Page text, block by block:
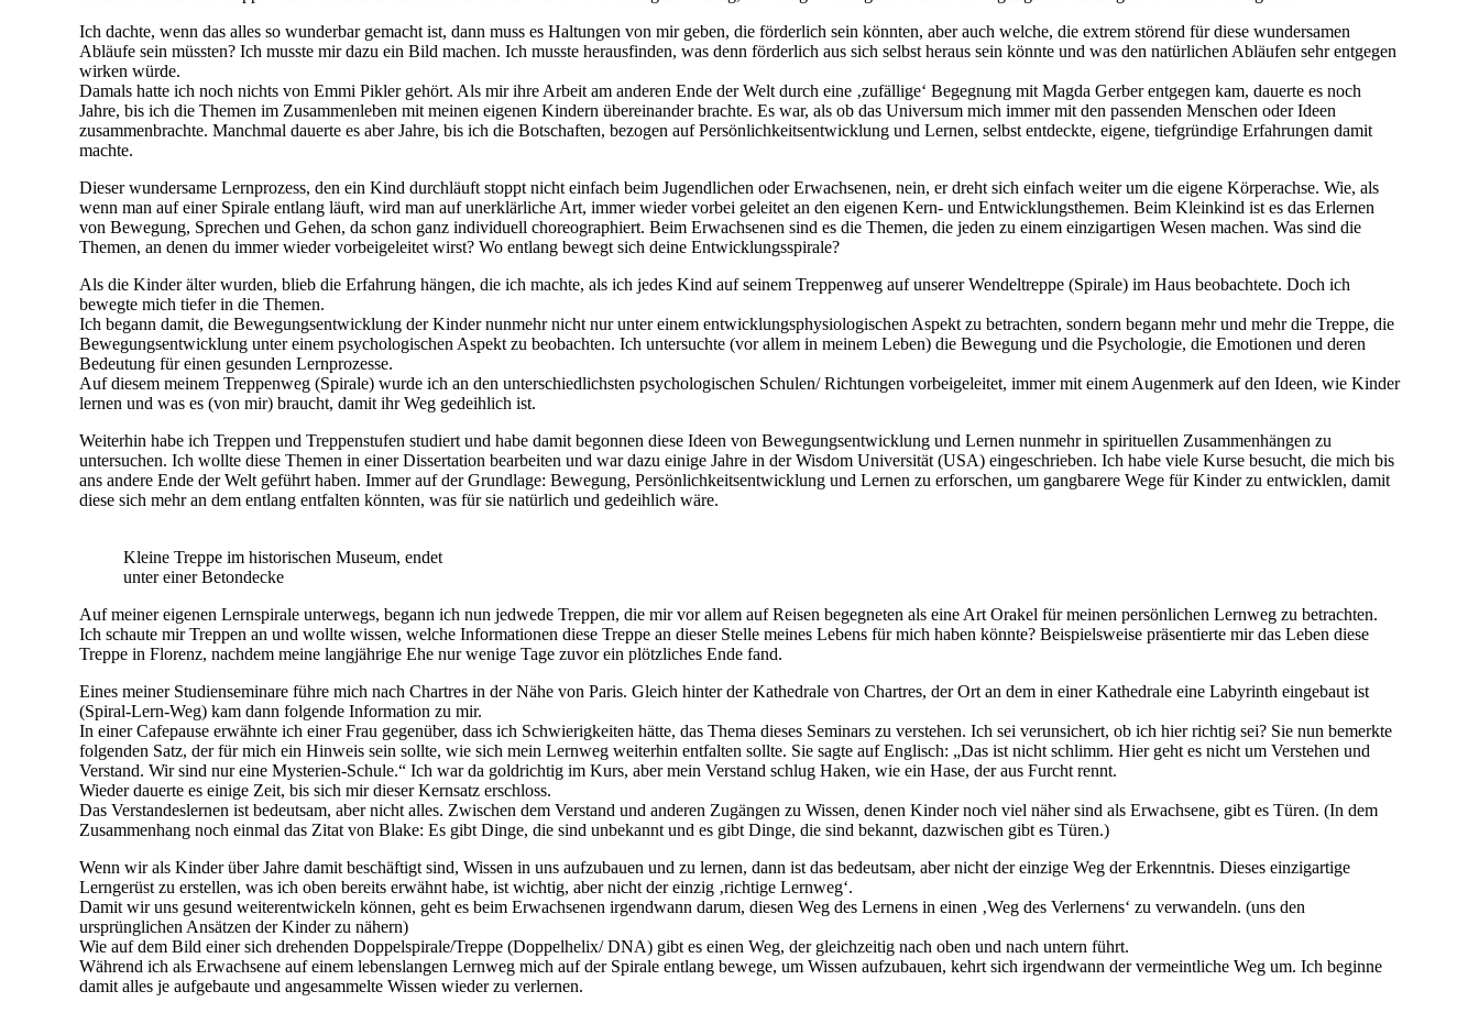
Ich dachte, wenn das alles so wunderbar gemacht ist, dann muss es Haltungen von mir geben, die förderlich sein könnten, aber auch welche, die extrem störend für diese wundersamen
Abläufe sein müssten? Ich musste mir dazu ein Bild machen. Ich musste herausfinden, was denn förderlich aus sich selbst heraus sein könnte und was den natürlichen Abläufen sehr entgegen
wirken würde.
Damals hatte ich noch nichts von Emmi Pikler gehört. Als mir ihre Arbeit am anderen Ende der Welt durch eine ‚zufällige‘ Begegnung mit Magda Gerber entgegen kam, dauerte es noch
Jahre, bis ich die Themen im Zusammenleben mit meinen eigenen Kindern übereinander brachte. Es war, als ob das Universum mich immer mit den passenden Menschen oder Ideen
zusammenbrachte. Manchmal dauerte es aber Jahre, bis ich die Botschaften, bezogen auf Persönlichkeitsentwicklung und Lernen, selbst entdeckte, eigene, tiefgründige Erfahrungen damit
machte.
Dieser wundersame Lernprozess, den ein Kind durchläuft stoppt nicht einfach beim Jugendlichen oder Erwachsenen, nein, er dreht sich einfach weiter um die eigene Körperachse. Wie, als
wenn man auf einer Spirale entlang läuft, wird man auf unerklärliche Art, immer wieder vorbei geleitet an den eigenen Kern- und Entwicklungsthemen. Beim Kleinkind ist es das Erlernen
von Bewegung, Sprechen und Gehen, da schon ganz individuell choreographiert. Beim Erwachsenen sind es die Themen, die jeden zu einem einzigartigen Wesen machen. Was sind die
Themen, an denen du immer wieder vorbeigeleitet wirst? Wo entlang bewegt sich deine Entwicklungsspirale?
Als die Kinder älter wurden, blieb die Erfahrung hängen, die ich machte, als ich jedes Kind auf seinem Treppenweg auf unserer Wendeltreppe (Spirale) im Haus beobachtete. Doch ich
bewegte mich tiefer in die Themen.
Ich begann damit, die Bewegungsentwicklung der Kinder nunmehr nicht nur unter einem entwicklungsphysiologischen Aspekt zu betrachten, sondern begann mehr und mehr die Treppe, die
Bewegungsentwicklung unter einem psychologischen Aspekt zu beobachten. Ich untersuchte (vor allem in meinem Leben) die Bewegung und die Psychologie, die Emotionen und deren
Bedeutung für einen gesunden Lernprozesse.
Auf diesem meinem Treppenweg (Spirale) wurde ich an den unterschiedlichsten psychologischen Schulen/ Richtungen vorbeigeleitet, immer mit einem Augenmerk auf den Ideen, wie Kinder
lernen und was es (von mir) braucht, damit ihr Weg gedeihlich ist.
Weiterhin habe ich Treppen und Treppenstufen studiert und habe damit begonnen diese Ideen von Bewegungsentwicklung und Lernen nunmehr in spirituellen Zusammenhängen zu
untersuchen. Ich wollte diese Themen in einer Dissertation bearbeiten und war dazu einige Jahre in der Wisdom Universität (USA) eingeschrieben. Ich habe viele Kurse besucht, die mich bis
ans andere Ende der Welt geführt haben. Immer auf der Grundlage: Bewegung, Persönlichkeitsentwicklung und Lernen zu erforschen, um gangbarere Wege für Kinder zu entwicklen, damit
diese sich mehr an dem entlang entfalten könnten, was für sie natürlich und gedeihlich wäre.
Kleine Treppe im historischen Museum, endet
unter einer Betondecke
Auf meiner eigenen Lernspirale unterwegs, begann ich nun jedwede Treppen, die mir vor allem auf Reisen begegneten als eine Art Orakel für meinen persönlichen Lernweg zu betrachten.
Ich schaute mir Treppen an und wollte wissen, welche Informationen diese Treppe an dieser Stelle meines Lebens für mich haben könnte? Beispielsweise präsentierte mir das Leben diese
Treppe in Florenz, nachdem meine langjährige Ehe nur wenige Tage zuvor ein plötzliches Ende fand.
Eines meiner Studienseminare führe mich nach Chartres in der Nähe von Paris. Gleich hinter der Kathedrale von Chartres, der Ort an dem in einer Kathedrale eine Labyrinth eingebaut ist
(Spiral-Lern-Weg) kam dann folgende Information zu mir.
In einer Cafepause erwähnte ich einer Frau gegenüber, dass ich Schwierigkeiten hätte, das Thema dieses Seminars zu verstehen. Ich sei verunsichert, ob ich hier richtig sei? Sie nun bemerkte
folgenden Satz, der für mich ein Hinweis sein sollte, wie sich mein Lernweg weiterhin entfalten sollte. Sie sagte auf Englisch: „Das ist nicht schlimm. Hier geht es nicht um Verstehen und
Verstand. Wir sind nur eine Mysterien-Schule.“ Ich war da goldrichtig im Kurs, aber mein Verstand schlug Haken, wie ein Hase, der aus Furcht rennt.
Wieder dauerte es einige Zeit, bis sich mir dieser Kernsatz erschloss.
Das Verstandeslernen ist bedeutsam, aber nicht alles. Zwischen dem Verstand und anderen Zugängen zu Wissen, denen Kinder noch viel näher sind als Erwachsene, gibt es Türen. (In dem
Zusammenhang noch einmal das Zitat von Blake: Es gibt Dinge, die sind unbekannt und es gibt Dinge, die sind bekannt, dazwischen gibt es Türen.)
Wenn wir als Kinder über Jahre damit beschäftigt sind, Wissen in uns aufzubauen und zu lernen, dann ist das bedeutsam, aber nicht der einzige Weg der Erkenntnis. Dieses einzigartige
Lerngerüst zu erstellen, was ich oben bereits erwähnt habe, ist wichtig, aber nicht der einzig ‚richtige Lernweg‘.
Damit wir uns gesund weiterentwickeln können, geht es beim Erwachsenen irgendwann darum, diesen Weg des Lernens in einen ‚Weg des Verlernens‘ zu verwandeln. (uns den
ursprünglichen Ansätzen der Kinder zu nähern)
Wie auf dem Bild einer sich drehenden Doppelspirale/Treppe (Doppelhelix/ DNA) gibt es einen Weg, der gleichzeitig nach oben und nach untern führt.
Während ich als Erwachsene auf einem lebenslangen Lernweg mich auf der Spirale entlang bewege, um Wissen aufzubauen, kehrt sich irgendwann der vermeintliche Weg um. Ich beginne
damit alles je aufgebaute und angesammelte Wissen wieder zu verlernen.